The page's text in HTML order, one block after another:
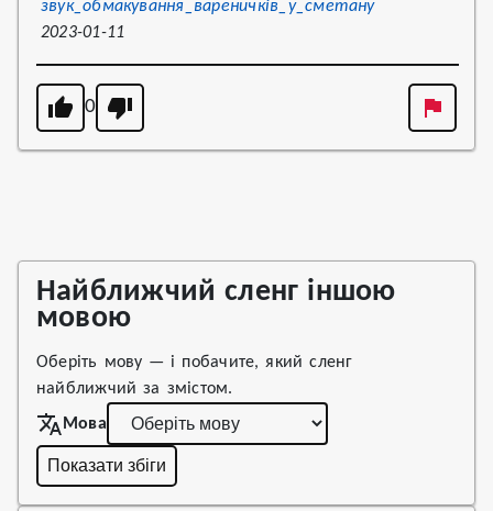
звук_обмакування_вареничків_у_сметану
2023-01-11
0
Найближчий сленг іншою
мовою
Оберіть мову — і побачите, який сленг
найближчий за змістом.
Мова
Показати збіги